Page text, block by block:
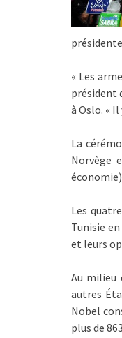
« Les
président
à Oslo. «
La
Norvège
Les
Tunisie
et leurs
Au milieu
autres
Nobel
plus de